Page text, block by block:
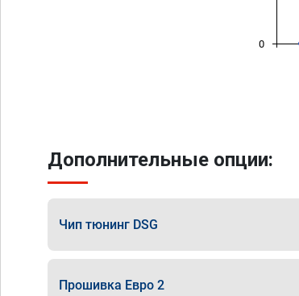
0
Дополнительные опции:
Чип тюнинг DSG
Прошивка Евро 2